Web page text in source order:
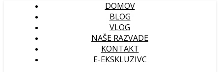
DOMOV
BLOG
VLOG
NAŠE RAZVADE
KONTAKT
E-EKSKLUZIVC